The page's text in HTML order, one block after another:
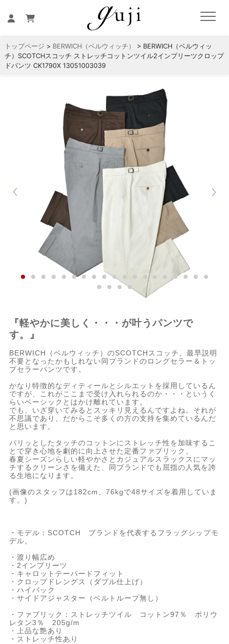
トップページ > BERWICH（ベルウィッチ）
> BERWICH（ベルウィッ
チ）SCOTCHスコッチ ストレッチコットンツイル2インプリーツクロップ
ドパンツ CK1790X 13051003039
『軽やかに美しく・・・が叶うパンツで
す。』
BERWICH（ベルウィッチ）のSCOTCHスコッチ、最早説明
不要となったかもしれない同ブランドのロングセラー＆トッ
プセラーパンツです。
かなり特徴的なディティールとシルエットを採用しているん
ですが、これがここまで受け入れられるのか・・・というく
らいベーシックとはかけ離れています。
でも、いざ穿いてみるとスッキリ見えるんですよね。それが
不思議であり、だからこそ多くの方の支持を集めているんだ
と思います。
パリッとしたタッチのコットンにストレッチ性を加味するこ
とで穿き心地を劇的に向上させた定番ファブリック。
春夏シーズンらしい軽やかさとカジュアルスラックスにマッ
チするクリーンさを備えた、同ブランドでも屈指の人気を誇
る生地になります。
(画像のスタッフは182cm、76kgで48サイズを着用していま
す。)
・モデル：SCOTCH ブランドを代表するフラッグシップモ
デル。
・渡り幅広め
・2インプリーツ
・キャロットテーパードフィット
・クロップドレングス（ダブル仕上げ）
・ハイバック
・サイドアジャスター（ベルトループ無し）
・ファブリック：ストレッチツイル コットン97％ ポリウ
レタン3％ 205g/m
・上品な艶あり
・ストレッチ性あり